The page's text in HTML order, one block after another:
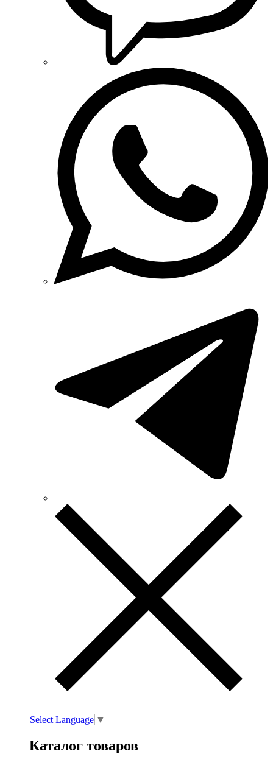
Select Language ▼
Каталог товаров